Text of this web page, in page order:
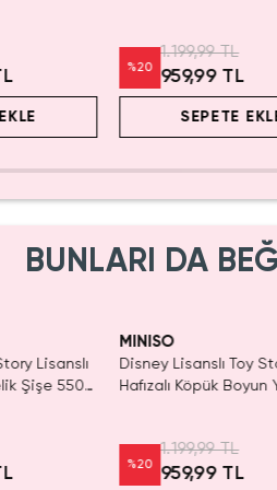
%20
1.199,99 TL
959,99 TL
SEPETE
BUNLARI DA
Lisanslı
Şişe 550
MINISO
Disney Lisanslı Toy
Hafızalı Köpük Boyun
%20
1.199,99 TL
959,99 TL